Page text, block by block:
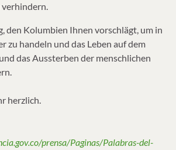
verhindern.
den Kolumbien Ihnen vorschlägt, um in
zu handeln und das Leben auf dem
das Aussterben der menschlichen
herzlich.
prensa/Paginas/Palabras-del-